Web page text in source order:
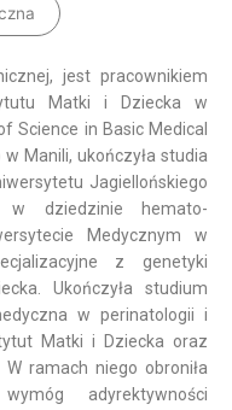
jest pracownikiem
Matki i Dziecka w
Science in Basic Medical
Manili, ukończyła studia
Jagiellońskiego
w dziedzinie hemato-
Medycznym w
z genetyki
Ukończyła studium
w perinatologii i
Matki i Dziecka oraz
ramach niego obroniła
adyrektywności